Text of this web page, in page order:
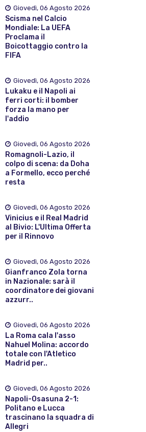
Giovedì, 06 Agosto 2026
Scisma nel Calcio
Mondiale: La UEFA
Proclama il
Boicottaggio contro la
FIFA
Giovedì, 06 Agosto 2026
Lukaku e il Napoli ai
ferri corti: il bomber
forza la mano per
l'addio
Giovedì, 06 Agosto 2026
Romagnoli-Lazio, il
colpo di scena: da Doha
a Formello, ecco perché
resta
Giovedì, 06 Agosto 2026
Vinicius e il Real Madrid
al Bivio: L'Ultima Offerta
per il Rinnovo
Giovedì, 06 Agosto 2026
Gianfranco Zola torna
in Nazionale: sarà il
coordinatore dei giovani
azzurr..
Giovedì, 06 Agosto 2026
La Roma cala l'asso
Nahuel Molina: accordo
totale con l'Atletico
Madrid per..
Giovedì, 06 Agosto 2026
Napoli-Osasuna 2-1:
Politano e Lucca
trascinano la squadra di
Allegri